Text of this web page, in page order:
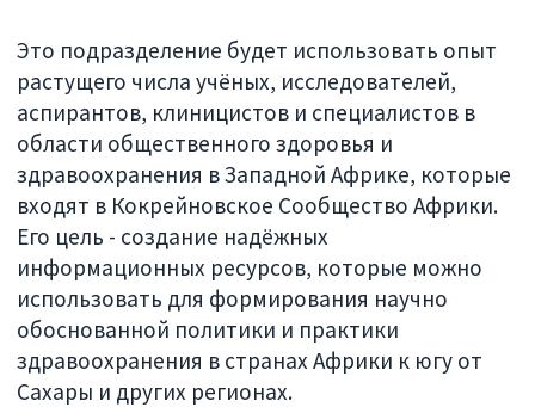
Это подразделение будет использовать опыт
растущего числа учёных, исследователей,
аспирантов, клиницистов и специалистов в
области общественного здоровья и
здравоохранения в Западной Африке, которые
входят в Кокрейновское Сообщество Африки.
Его цель - создание надёжных
информационных ресурсов, которые можно
использовать для формирования научно
обоснованной политики и практики
здравоохранения в странах Африки к югу от
Сахары и других регионах.